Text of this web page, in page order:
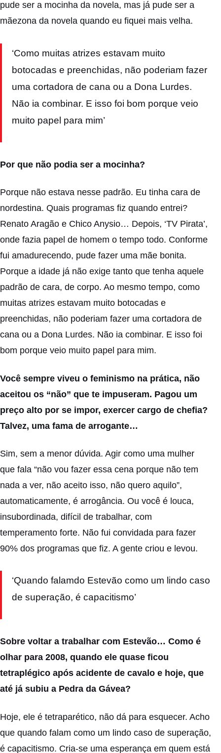
pude ser a mocinha da novela, mas já pude ser a
mãezona da novela quando eu fiquei mais velha.
‘Como muitas atrizes estavam muito
botocadas e preenchidas, não poderiam fazer
uma cortadora de cana ou a Dona Lurdes.
Não ia combinar. E isso foi bom porque veio
muito papel para mim’
Por que não podia ser a mocinha?
Porque não estava nesse padrão. Eu tinha cara de
nordestina. Quais programas fiz quando entrei?
Renato Aragão e Chico Anysio… Depois, ‘TV Pirata’,
onde fazia papel de homem o tempo todo. Conforme
fui amadurecendo, pude fazer uma mãe bonita.
Porque a idade já não exige tanto que tenha aquele
padrão de cara, de corpo. Ao mesmo tempo, como
muitas atrizes estavam muito botocadas e
preenchidas, não poderiam fazer uma cortadora de
cana ou a Dona Lurdes. Não ia combinar. E isso foi
bom porque veio muito papel para mim.
Você sempre viveu o feminismo na prática, não
aceitou os “não” que te impuseram. Pagou um
preço alto por se impor, exercer cargo de chefia?
Talvez, uma fama de arrogante…
Sim, sem a menor dúvida. Agir como uma mulher
que fala “não vou fazer essa cena porque não tem
nada a ver, não aceito isso, não quero aquilo”,
automaticamente, é arrogância. Ou você é louca,
insubordinada, difícil de trabalhar, com
temperamento forte. Não fui convidada para fazer
90% dos programas que fiz. A gente criou e levou.
‘Quando falamdo Estevão como um lindo caso
de superação, é capacitismo’
Sobre voltar a trabalhar com Estevão… Como é
olhar para 2008, quando ele quase ficou
tetraplégico após acidente de cavalo e hoje, que
até já subiu a Pedra da Gávea?
Hoje, ele é tetraparético, não dá para esquecer. Acho
que quando falam como um lindo caso de superação,
é capacitismo. Cria-se uma esperança em quem está